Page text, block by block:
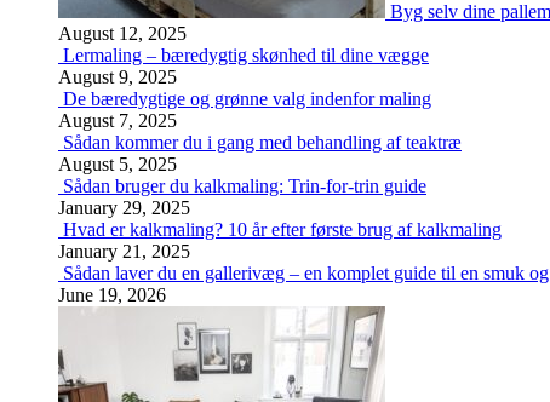
Byg selv dine
August 12, 2025
Lermaling – bæredygtig skønhed til dine vægge
August 9, 2025
De bæredygtige og grønne valg indenfor maling
August 7, 2025
Sådan kommer du i gang med behandling af teaktræ
August 5, 2025
Sådan bruger du kalkmaling: Trin-for-trin guide
January 29, 2025
Hvad er kalkmaling? 10 år efter første brug af kalkmaling
January 21, 2025
Sådan laver du en gallerivæg – en komplet guide til en smuk
June 19, 2026